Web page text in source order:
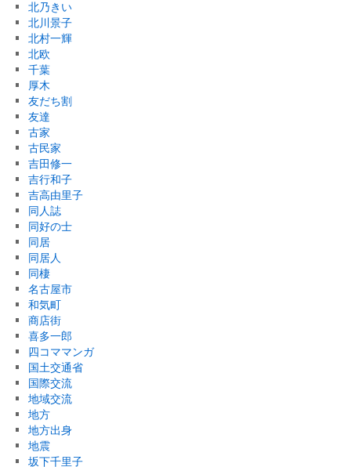
北乃きい
北川景子
北村一輝
北欧
千葉
厚木
友だち割
友達
古家
古民家
吉田修一
吉行和子
吉高由里子
同人誌
同好の士
同居
同居人
同棲
名古屋市
和気町
商店街
喜多一郎
四コママンガ
国土交通省
国際交流
地域交流
地方
地方出身
地震
坂下千里子